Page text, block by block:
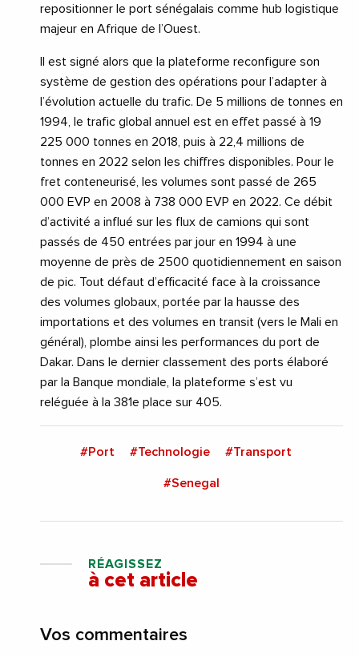
repositionner le port sénégalais comme hub logistique
majeur en Afrique de l’Ouest.
Il est signé alors que la plateforme reconfigure son
système de gestion des opérations pour l’adapter à
l’évolution actuelle du trafic. De 5 millions de tonnes en
1994, le trafic global annuel est en effet passé à 19
225 000 tonnes en 2018, puis à 22,4 millions de
tonnes en 2022 selon les chiffres disponibles. Pour le
fret conteneurisé, les volumes sont passé de 265
000 EVP en 2008 à 738 000 EVP en 2022. Ce débit
d’activité a influé sur les flux de camions qui sont
passés de 450 entrées par jour en 1994 à une
moyenne de près de 2500 quotidiennement en saison
de pic. Tout défaut d’efficacité face à la croissance
des volumes globaux, portée par la hausse des
importations et des volumes en transit (vers le Mali en
général), plombe ainsi les performances du port de
Dakar. Dans le dernier classement des ports élaboré
par la Banque mondiale, la plateforme s’est vu
reléguée à la 381e place sur 405.
#Port #Technologie #Transport
#Senegal
RÉAGISSEZ
à cet article
Vos commentaires